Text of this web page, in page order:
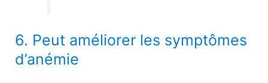
6. Peut améliorer les symptômes
d’anémie